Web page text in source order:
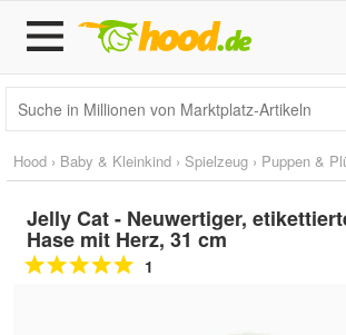
Hood › Baby & Kleinkind › Spielzeug › Puppen &
Jelly Cat - Neuwertiger,
Hase mit Herz, 31 cm
1